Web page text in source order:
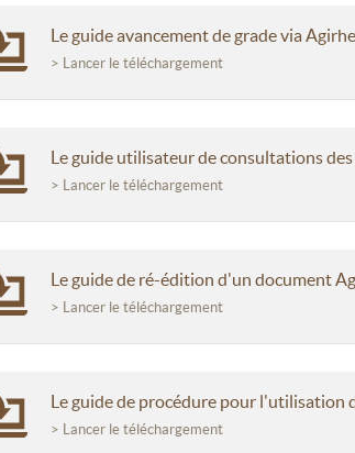
Le guide avancement de grade via Agirhe
> Lancer le téléchargement
Le guide utilisateur de consultations
> Lancer le téléchargement
Le guide de ré-édition d'un document
> Lancer le téléchargement
Le guide de procédure pour l'utilisation
> Lancer le téléchargement